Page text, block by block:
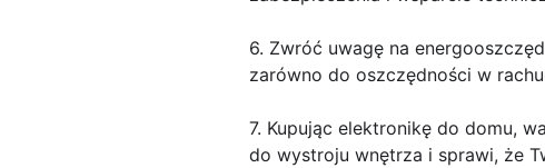
6. Zwróć uwagę na
zarówno do oszczędności w
7. Kupując elektronikę do domu,
do wystroju wnętrza i sprawi, że